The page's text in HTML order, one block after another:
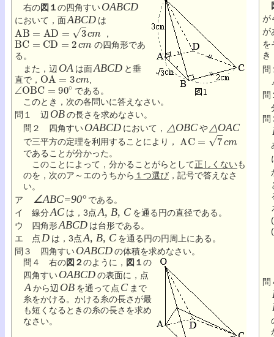
右の図１の四角すいOABCD
において，面ABCD は
A B= D =3 c ，
BC=C D=2 cm
の四角形であ
る。
また，辺 OA は面ABCD と垂
直で， OA=3cm ,
∠OBC=90∘ である。
このとき，次の各問いに答えなさい。
問１ 辺 OBの長さを求めなさい。
問２ 四角すいOABCD において， △OBCや△OAC
で三平方の定理を利用することにより， A C= 7 cm
であることが分かった。
このことによって，分かることがらとして正しくないも
のを，次のア～エのうちから １つ選び ，記号で答えなさ
い。
ア
∠ABC=90° である。
イ 線分AC は，3点A, B, C を通る円の直径である。
ウ 四角形ABCD は台形である。
エ 点 D は，3点A, B, C を通る円の円周上にある。
問３ 四角すいOABCDの体積を求めなさい。
問４ 右の図２のように， 図１の
四角すいOABCDの表面に，点
A から辺 OB を通って点 C まで
糸をかける。かける糸の長さが最
も短くなるときの糸の長さを求め
なさい。
が
が
を
き